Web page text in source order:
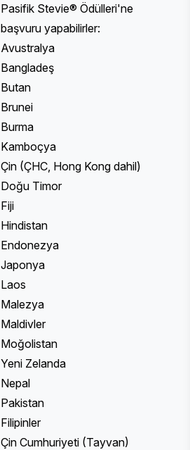
Pasifik Stevie® Ödülleri'ne
başvuru yapabilirler:
Avustralya
Bangladeş
Butan
Brunei
Burma
Kamboçya
Çin (ÇHC, Hong Kong dahil)
Doğu Timor
Fiji
Hindistan
Endonezya
Japonya
Laos
Malezya
Maldivler
Moğolistan
Yeni Zelanda
Nepal
Pakistan
Filipinler
Çin Cumhuriyeti (Tayvan)